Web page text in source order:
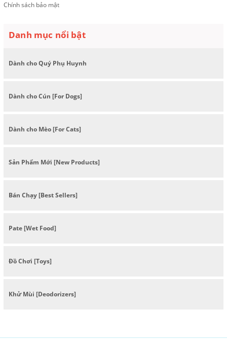
Chính sách bảo mật
Danh mục nổi bật
Dành cho Quý Phụ Huynh
Dành cho Cún [For Dogs]
Dành cho Mèo [For Cats]
Sản Phẩm Mới [New Products]
Bán Chạy [Best Sellers]
Pate [Wet Food]
Đồ Chơi [Toys]
Khử Mùi [Deodorizers]